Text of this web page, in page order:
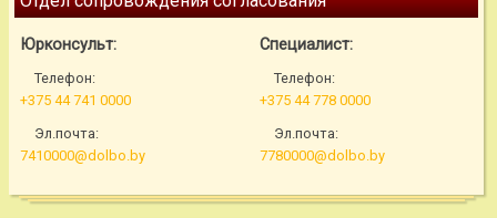
Юрконсульт:
Телефон:
+375 44 741 0000
Эл.почта:
7410000@dolbo.by
Специалист:
Телефон:
+375 44 778 0000
Эл.почта:
7780000@dolbo.by